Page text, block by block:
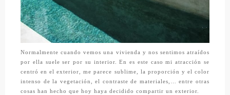
Normalmente cuando vemos una vivienda y nos sentimos atraídos
por ella suele ser por su interior. En es este caso mi atracción se
centró en el exterior, me parece sublime, la proporción y el color
intenso de la vegetación, el contraste de materiales,… entre otras
cosas han hecho que hoy haya decidido compartir un exterior.